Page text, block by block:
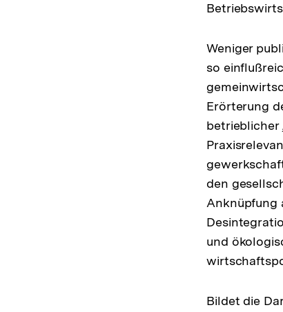
Weniger
so
Erörterung
betrieblicher
den
Anknüpfung
und
Bildet die